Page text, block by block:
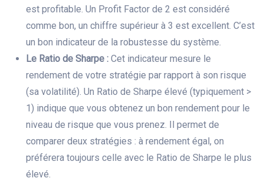
est profitable. Un Profit Factor de 2 est considéré
comme bon, un chiffre supérieur à 3 est excellent. C’est
un bon indicateur de la robustesse du système.
Le Ratio de Sharpe : Cet indicateur mesure le
rendement de votre stratégie par rapport à son risque
(sa volatilité). Un Ratio de Sharpe élevé (typiquement >
1) indique que vous obtenez un bon rendement pour le
niveau de risque que vous prenez. Il permet de
comparer deux stratégies : à rendement égal, on
préférera toujours celle avec le Ratio de Sharpe le plus
élevé.